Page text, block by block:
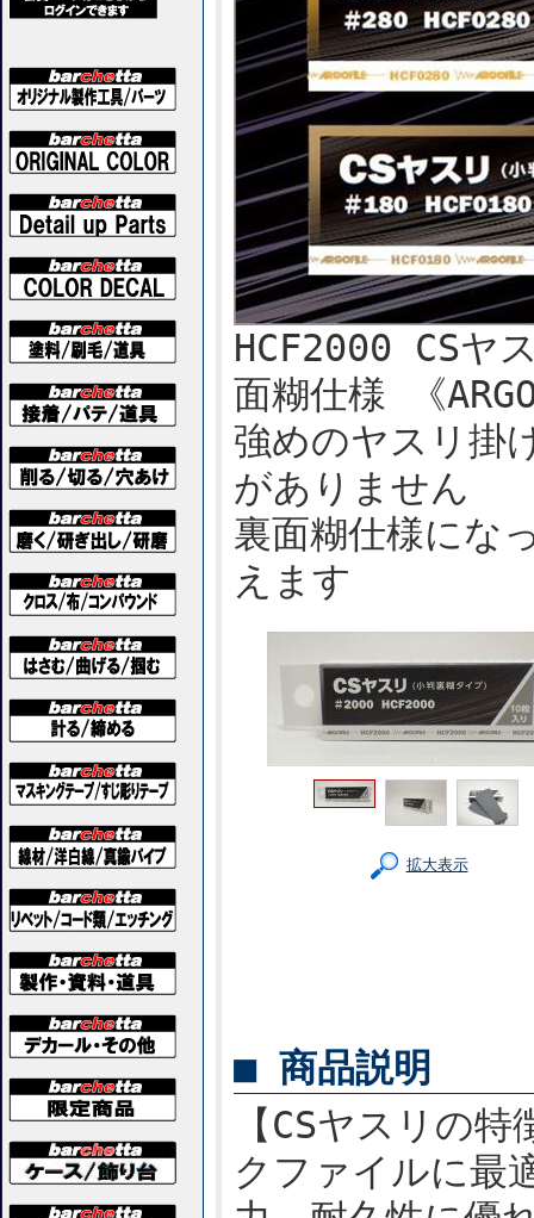
HCF2000 CSヤ
面糊仕様 《
強めのヤスリ掛
がありません
裏面糊仕様にな
えます
拡大表示
■ 商品説明
【CSヤスリの
クファイルに最